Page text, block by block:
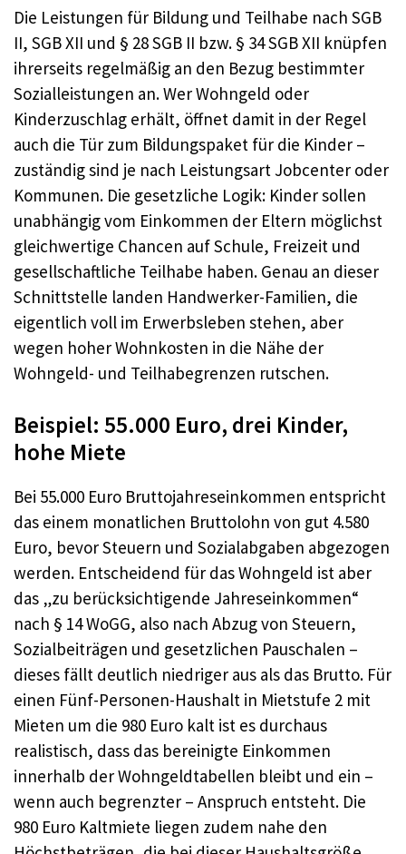
Die Leistungen für Bildung und Teilhabe nach SGB
II, SGB XII und § 28 SGB II bzw. § 34 SGB XII knüpfen
ihrerseits regelmäßig an den Bezug bestimmter
Sozialleistungen an. Wer Wohngeld oder
Kinderzuschlag erhält, öffnet damit in der Regel
auch die Tür zum Bildungspaket für die Kinder –
zuständig sind je nach Leistungsart Jobcenter oder
Kommunen. Die gesetzliche Logik: Kinder sollen
unabhängig vom Einkommen der Eltern möglichst
gleichwertige Chancen auf Schule, Freizeit und
gesellschaftliche Teilhabe haben. Genau an dieser
Schnittstelle landen Handwerker-Familien, die
eigentlich voll im Erwerbsleben stehen, aber
wegen hoher Wohnkosten in die Nähe der
Wohngeld- und Teilhabegrenzen rutschen.
Beispiel: 55.000 Euro, drei Kinder,
hohe Miete
Bei 55.000 Euro Bruttojahreseinkommen entspricht
das einem monatlichen Bruttolohn von gut 4.580
Euro, bevor Steuern und Sozialabgaben abgezogen
werden. Entscheidend für das Wohngeld ist aber
das „zu berücksichtigende Jahreseinkommen“
nach § 14 WoGG, also nach Abzug von Steuern,
Sozialbeiträgen und gesetzlichen Pauschalen –
dieses fällt deutlich niedriger aus als das Brutto. Für
einen Fünf-Personen-Haushalt in Mietstufe 2 mit
Mieten um die 980 Euro kalt ist es durchaus
realistisch, dass das bereinigte Einkommen
innerhalb der Wohngeldtabellen bleibt und ein –
wenn auch begrenzter – Anspruch entsteht. Die
980 Euro Kaltmiete liegen zudem nahe den